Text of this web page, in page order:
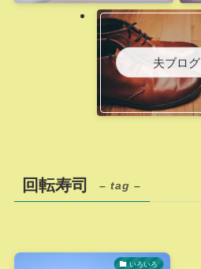
夫ブログ
回転寿司 – tag –
いろいろ